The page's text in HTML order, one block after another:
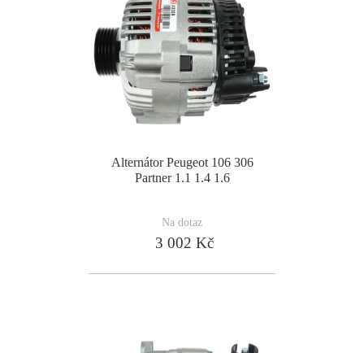
Alternátor Peugeot 106 306
Partner 1.1 1.4 1.6
Na dotaz
3 002 Kč